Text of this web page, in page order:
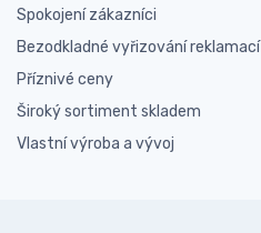
Spokojení zákazníci
Bezodkladné vyřizování reklamací
Příznivé ceny
Široký sortiment skladem
Vlastní výroba a vývoj